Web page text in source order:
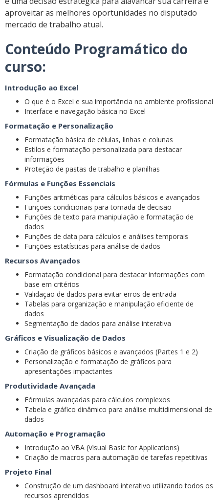
aproveitar as melhores oportunidades no disputado
mercado de trabalho atual.
Conteúdo Programático do
curso:
Introdução ao Excel
O que é o Excel e sua importância no ambiente profissional
Interface e navegação básica no Excel
Formatação e Personalização
Formatação básica de células, linhas e colunas
Estilos e formatação personalizada para destacar
informações
Proteção de pastas de trabalho e planilhas
Fórmulas e Funções Essenciais
Funções aritméticas para cálculos básicos e avançados
Funções condicionais para tomada de decisão
Funções de texto para manipulação e formatação de
dados
Funções de data para cálculos e análises temporais
Funções estatísticas para análise de dados
Recursos Avançados
Formatação condicional para destacar informações com
base em critérios
Validação de dados para evitar erros de entrada
Tabelas para organização e manipulação eficiente de
dados
Segmentação de dados para análise interativa
Gráficos e Visualização de Dados
Criação de gráficos básicos e avançados (Partes 1 e 2)
Personalização e formatação de gráficos para
apresentações impactantes
Produtividade Avançada
Fórmulas avançadas para cálculos complexos
Tabela e gráfico dinâmico para análise multidimensional de
dados
Automação e Programação
Introdução ao VBA (Visual Basic for Applications)
Criação de macros para automação de tarefas repetitivas
Projeto Final
Construção de um dashboard interativo utilizando todos os
recursos aprendidos